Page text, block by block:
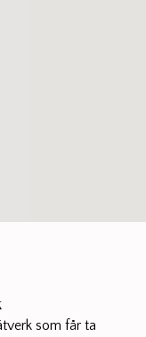
som får ta